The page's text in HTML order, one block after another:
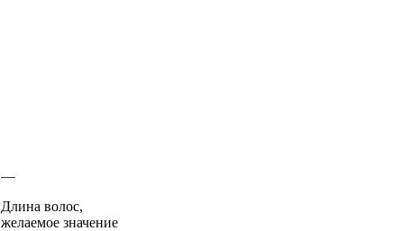
—
Длина волос,
желаемое значение